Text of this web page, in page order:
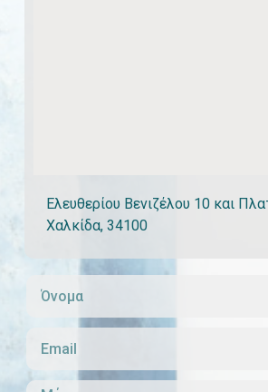
Ελευθερίου Βενιζέλου 10 και
Χαλκίδα, 34100